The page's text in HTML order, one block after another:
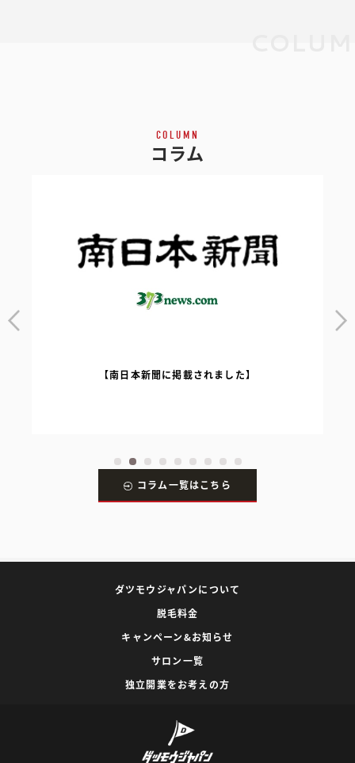
COLUMN
コラム
【南日本新聞に掲載されました】
コラム一覧はこちら
ダツモウジャパンについて
脱毛料金
キャンペーン&お知らせ
サロン一覧
独立開業をお考えの方